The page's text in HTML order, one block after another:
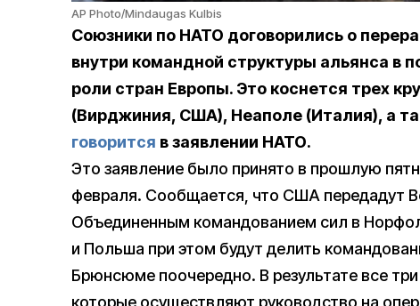
AP Photo/Mindaugas Kulbis
Союзники по НАТО договорились о
внутри командной структуры альянса в
роли стран Европы. Это коснется трех
(Вирджиния, США), Неаполе (Италия), а
говорится в заявлении НАТО.
Это заявление было принято в прошлую
февраля. Сообщается, что США передадут
Объединенным командованием сил в
и Польша при этом будут делить
Брюнсюме поочередно. В результате все